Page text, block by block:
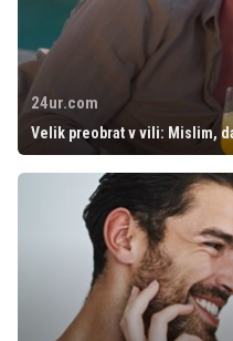
24ur.com
Velik preobrat v vili: Mislim,